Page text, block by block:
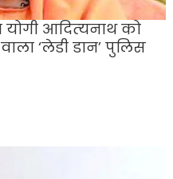
आद‍ित्‍यनाथ को
‘लेडी डान’ पुल‍िस